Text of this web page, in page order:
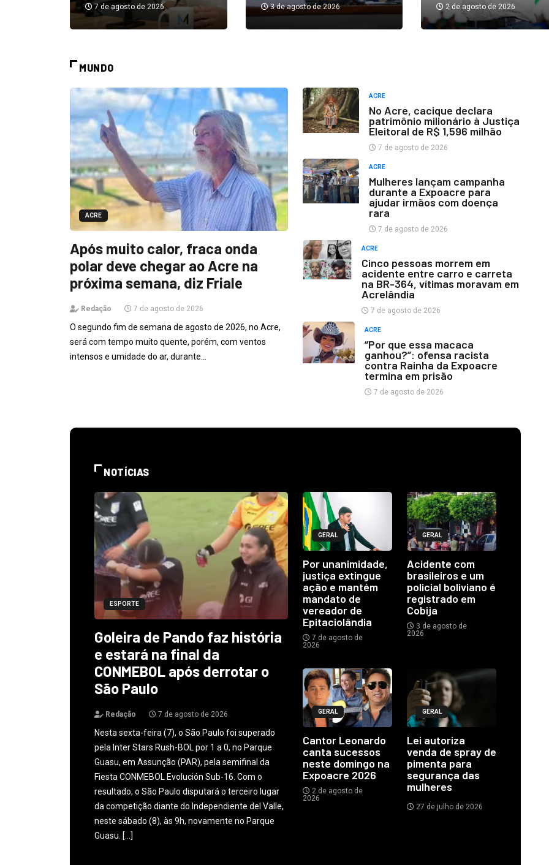
7 de agosto de 2026
3 de agosto de 2026
2 de agosto de 2026
MUNDO
ACRE
Após muito calor, fraca onda
polar deve chegar ao Acre na
próxima semana, diz Friale
Redação 7 de agosto de 2026
O segundo fim de semana de agosto de 2026, no Acre,
será com tempo muito quente, porém, com ventos
intensos e umidade do ar, durante…
ACRE
No Acre, cacique declara
patrimônio milionário à Justiça
Eleitoral de R$ 1,596 milhão
7 de agosto de 2026
ACRE
Mulheres lançam campanha
durante a Expoacre para
ajudar irmãos com doença
rara
7 de agosto de 2026
ACRE
Cinco pessoas morrem em
acidente entre carro e carreta
na BR-364, vítimas moravam em
Acrelândia
7 de agosto de 2026
ACRE
“Por que essa macaca
ganhou?”: ofensa racista
contra Rainha da Expoacre
termina em prisão
7 de agosto de 2026
NOTÍCIAS
ESPORTE
Goleira de Pando faz história
e estará na final da
CONMEBOL após derrotar o
São Paulo
Redação 7 de agosto de 2026
Nesta sexta-feira (7), o São Paulo foi superado
pela Inter Stars Rush-BOL por 1 a 0, no Parque
Guasu, em Assunção (PAR), pela semifinal da
Fiesta CONMEBOL Evolución Sub-16. Com o
resultado, o São Paulo disputará o terceiro lugar
da competição diante do Independiente del Valle,
neste sábado (8), às 9h, novamente no Parque
Guasu. […]
GERAL
Por unanimidade,
justiça extingue
ação e mantém
mandato de
vereador de
Epitaciolândia
7 de agosto de
2026
GERAL
Acidente com
brasileiros e um
policial boliviano é
registrado em
Cobija
3 de agosto de
2026
GERAL
Cantor Leonardo
canta sucessos
neste domingo na
Expoacre 2026
2 de agosto de
2026
GERAL
Lei autoriza
venda de spray de
pimenta para
segurança das
mulheres
27 de julho de 2026